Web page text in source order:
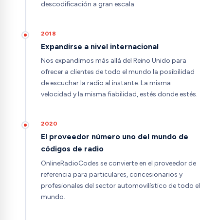
descodificación a gran escala.
2018
Expandirse a nivel internacional
Nos expandimos más allá del Reino Unido para
ofrecer a clientes de todo el mundo la posibilidad
de escuchar la radio al instante. La misma
velocidad y la misma fiabilidad, estés donde estés.
2020
El proveedor número uno del mundo de
códigos de radio
OnlineRadioCodes se convierte en el proveedor de
referencia para particulares, concesionarios y
profesionales del sector automovilístico de todo el
mundo.